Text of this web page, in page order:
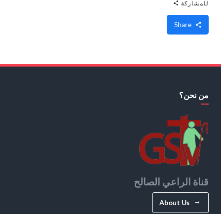
للمشاركة
من نحن؟
قناة الراعي الصالح
About Us